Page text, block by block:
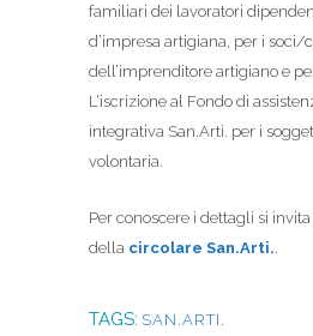
familiari dei lavoratori
d’impresa artigiana, per i soci/
dell’imprenditore artigiano e
L’iscrizione al Fondo di
integrativa San.Arti. per i
volontaria.
Per conoscere i dettagli si
della circolare San.Arti..
TAGS: SAN.ARTI.